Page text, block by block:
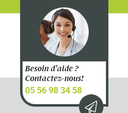
Besoin d'aide ?
Contactez-nous!
05 56 98 34 58